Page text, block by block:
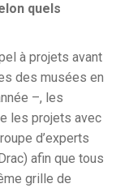
quels
à projets avant
des musées en
–, les
les projets avec
d’experts
afin que tous
grille de